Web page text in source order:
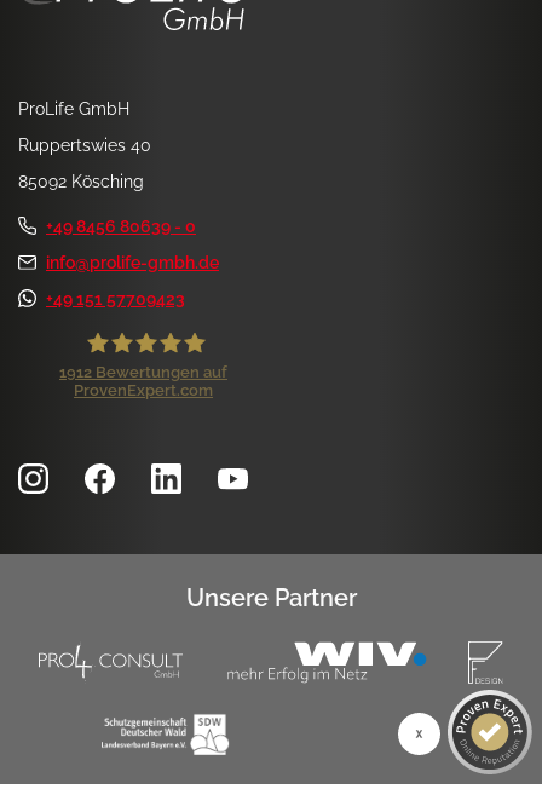
ProLife GmbH
Ruppertswies 40
85092 Kösching
+49 8456 80639 - 0
info@prolife-gmbh.de
+49 151 57709423
1912 Bewertungen auf
ProvenExpert.com
Unsere Partner
SEHR GUT
1k+ Kundenbewertungen
Authentizität
Bewertungen auf
ProvenExpert.com
740
Bewertungen von 7
anderen Quellen
Blick aufs ProvenExpert-Profil werfen
6.8.2026